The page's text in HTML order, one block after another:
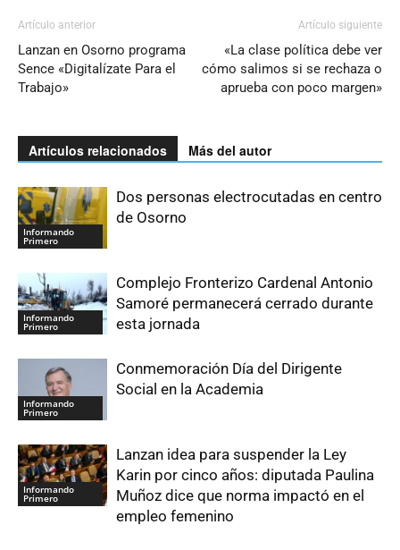
Artículo anterior
Lanzan en Osorno programa
Sence «Digitalízate Para el
Trabajo»
Artículo siguiente
«La clase política debe ver
cómo salimos si se rechaza o
aprueba con poco margen»
Artículos relacionados Más del autor
Informando
Primero
Dos personas electrocutadas en centro
de Osorno
Informando
Primero
Complejo Fronterizo Cardenal Antonio
Samoré permanecerá cerrado durante
esta jornada
Informando
Primero
Conmemoración Día del Dirigente
Social en la Academia
Informando
Primero
Lanzan idea para suspender la Ley
Karin por cinco años: diputada Paulina
Muñoz dice que norma impactó en el
empleo femenino